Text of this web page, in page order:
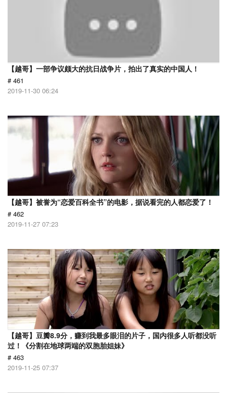
【越哥】一部争议颇大的抗日战争片，拍出了真实的中国人！
# 461
2019-11-30 06:24
【越哥】被誉为“恋爱百科全书”的电影，据说看完的人都恋爱了！
# 462
2019-11-27 07:23
【越哥】豆瓣8.9分，赚到我最多眼泪的片子，国内很多人听都没听
过！《分割在地球两端的双胞胎姐妹》
# 463
2019-11-25 07:37